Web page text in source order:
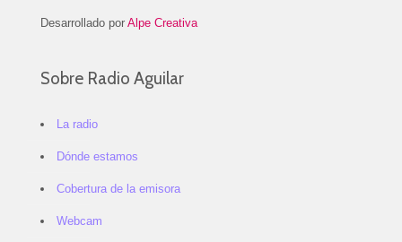
Desarrollado por Alpe Creativa
Sobre Radio Aguilar
La radio
Dónde estamos
Cobertura de la emisora
Webcam